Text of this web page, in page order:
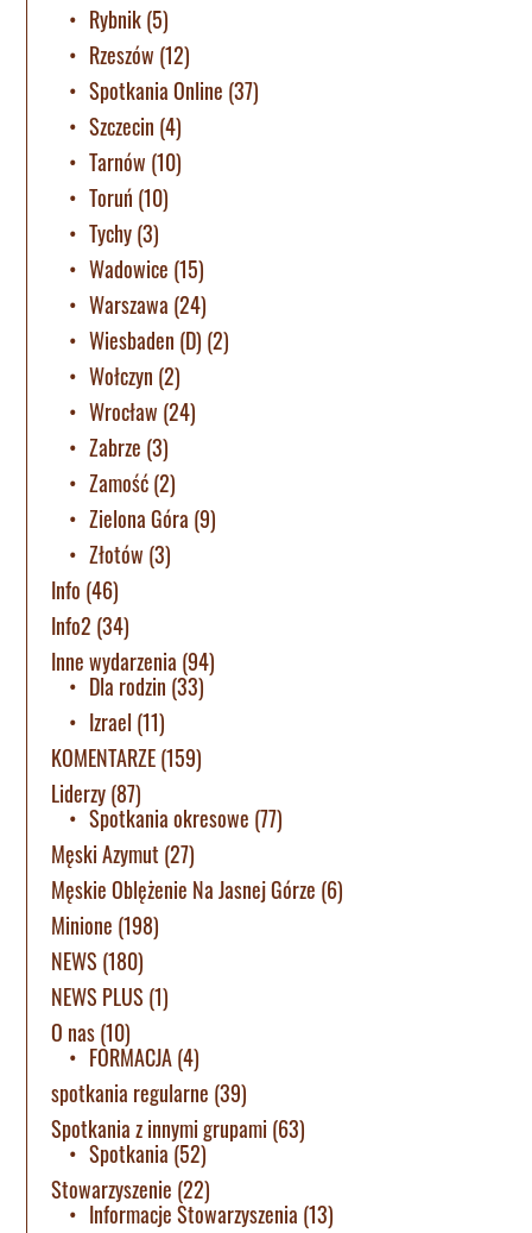
Rybnik(5)
Rzeszów (12)
Spotkania Online (37)
Szczecin (4)
Tarnów (10)
Toruń (10)
Tychy(3)
Wadowice (15)
Warszawa (24)
Wiesbaden (D) (2)
Wołczyn (2)
Wrocław (24)
Zabrze (3)
Zamość(2)
Zielona Góra (9)
Złotów (3)
Info (46)
Info2 (34)
Inne wydarzenia (94)
Dla rodzin (33)
Izrael (11)
KOMENTARZE(159)
Liderzy(87)
Spotkania okresowe (77)
Męski Azymut (27)
Męskie Oblężenie Na Jasnej Górze (6)
Minione (198)
NEWS (180)
NEWS PLUS (1)
O nas(10)
FORMACJA(4)
spotkania regularne (39)
Spotkania z innymi grupami (63)
Spotkania (52)
Stowarzyszenie (22)
Informacje Stowarzyszenia (13)